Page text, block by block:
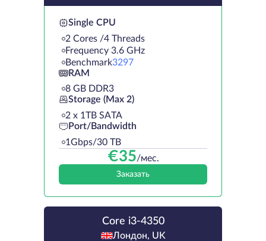
Single CPU
2 Cores /4 Threads
Frequency 3.6 GHz
Benchmark3297
RAM
8 GB DDR3
Storage (Max 2)
2 х 1TB SATA
Port/Bandwidth
1Gbps/30 TB
€35/мес.
Заказать
Core i3-4350
Лондон, UK